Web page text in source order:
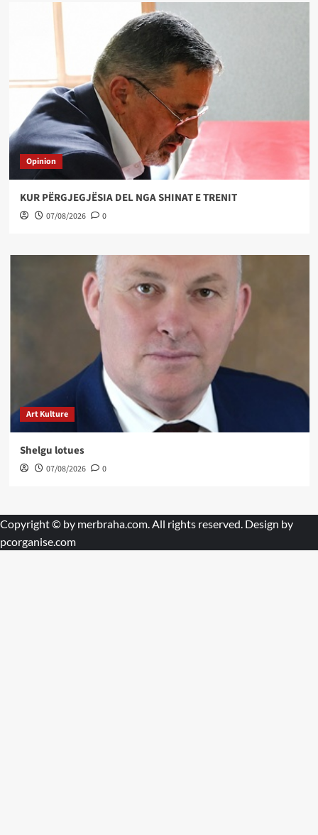
Opinion
KUR PËRGJEGJËSIA DEL NGA SHINAT E TRENIT
07/08/2026 0
Art Kulture
Shelgu lotues
07/08/2026 0
Copyright © by merbraha.com. All rights reserved. Design by
pcorganise.com